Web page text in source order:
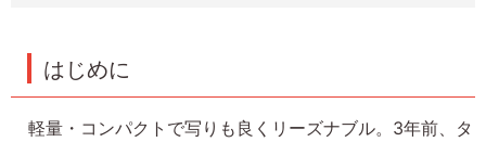
はじめに
軽量・コンパクトで写りも良くリーズナブル。3年前、タ